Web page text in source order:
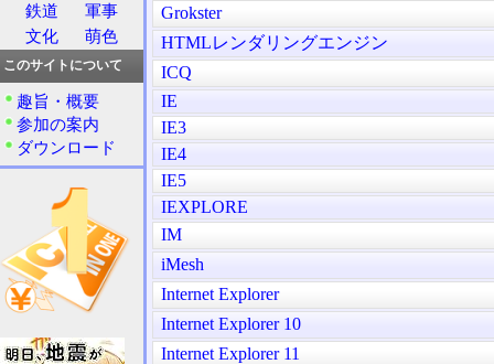
Grokster
HTMLレンダリングエンジン
ICQ
IE
IE3
IE4
IE5
IEXPLORE
IM
iMesh
Internet Explorer
Internet Explorer 10
Internet Explorer 11
鉄道
軍事
文化
萌色
このサイトについて
趣旨・概要
参加の案内
ダウンロード